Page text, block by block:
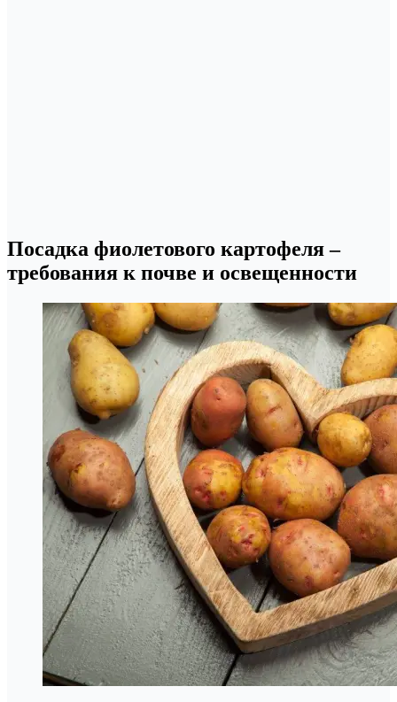
Посадка фиолетового картофеля –
требования к почве и освещенности